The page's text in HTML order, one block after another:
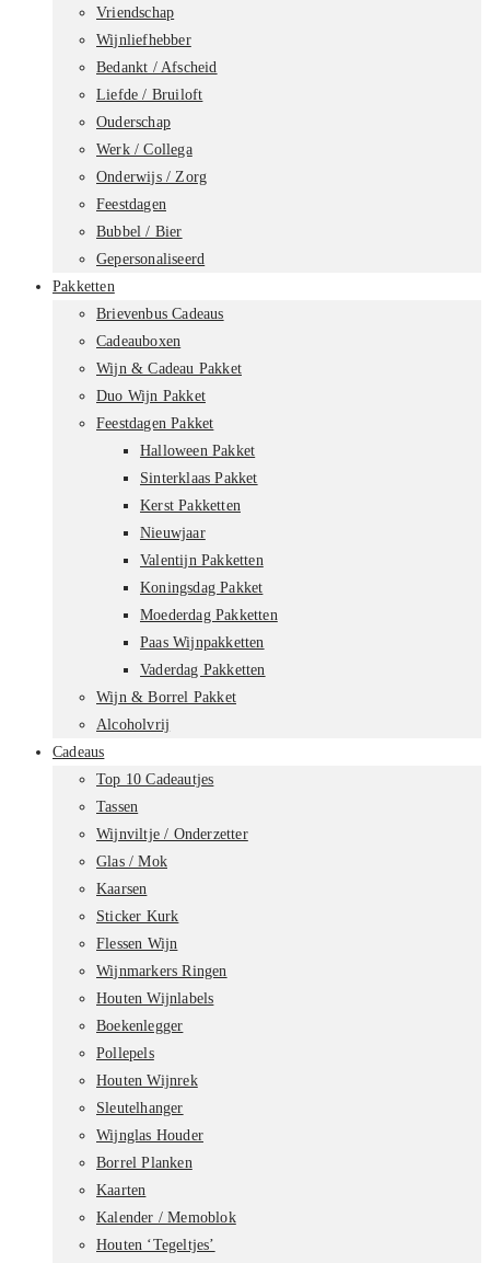
Vriendschap
Wijnliefhebber
Bedankt / Afscheid
Liefde / Bruiloft
Ouderschap
Werk / Collega
Onderwijs / Zorg
Feestdagen
Bubbel / Bier
Gepersonaliseerd
Pakketten
Brievenbus Cadeaus
Cadeauboxen
Wijn & Cadeau Pakket
Duo Wijn Pakket
Feestdagen Pakket
Halloween Pakket
Sinterklaas Pakket
Kerst Pakketten
Nieuwjaar
Valentijn Pakketten
Koningsdag Pakket
Moederdag Pakketten
Paas Wijnpakketten
Vaderdag Pakketten
Wijn & Borrel Pakket
Alcoholvrij
Cadeaus
Top 10 Cadeautjes
Tassen
Wijnviltje / Onderzetter
Glas / Mok
Kaarsen
Sticker Kurk
Flessen Wijn
Wijnmarkers Ringen
Houten Wijnlabels
Boekenlegger
Pollepels
Houten Wijnrek
Sleutelhanger
Wijnglas Houder
Borrel Planken
Kaarten
Kalender / Memoblok
Houten ‘Tegeltjes’